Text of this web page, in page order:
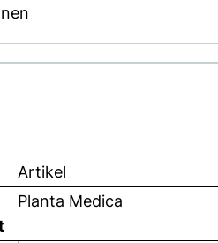
Artikel
Planta Medica